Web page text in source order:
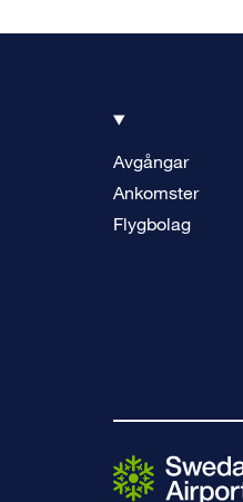
Avgångar
Ankomster
Flygbolag